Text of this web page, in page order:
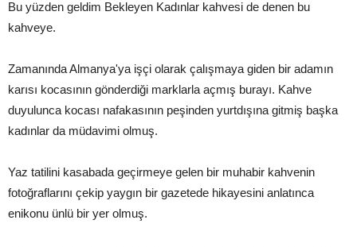
Bu yüzden geldim Bekleyen Kadınlar kahvesi de denen bu
kahveye.
Zamanında Almanya'ya işçi olarak çalışmaya giden bir adamın
karısı kocasının gönderdiği marklarla açmış burayı. Kahve
duyulunca kocası nafakasının peşinden yurtdışına gitmiş başka
kadınlar da müdavimi olmuş.
Yaz tatilini kasabada geçirmeye gelen bir muhabir kahvenin
fotoğraflarını çekip yaygın bir gazetede hikayesini anlatınca
enikonu ünlü bir yer olmuş.